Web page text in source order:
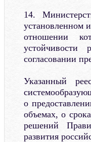
14.
установленном
отношении
устойчивости
согласовании
Указанный
о
объемах, о
решений
развития